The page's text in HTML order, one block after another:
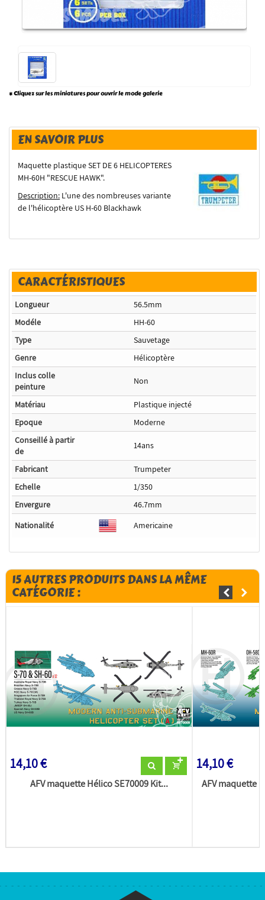
* Cliquez sur les miniatures pour ouvrir le mode galerie
EN SAVOIR PLUS
Maquette plastique SET DE 6 HELICOPTERES
MH-60H "RESCUE HAWK".
Description: L'une des nombreuses variante
de l'hélicoptère US H-60 Blackhawk
CARACTÉRISTIQUES
Longueur
56.5mm
Modéle
HH-60
Type
Sauvetage
Genre
Hélicoptère
Inclus colle
peinture
Non
Matériau
Plastique injecté
Epoque
Moderne
Conseillé à partir
de
14ans
Fabricant
Trumpeter
Echelle
1/350
Envergure
46.7mm
Nationalité
Americaine
15 AUTRES PRODUITS DANS LA MÊME
CATÉGORIE :
14,10 €
AFV maquette Hélico SE70009 Kit...
14,10 €
AFV maquette